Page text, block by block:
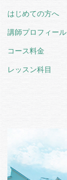
はじめての方へ
講師プロフィール
コース料金
レッスン科目